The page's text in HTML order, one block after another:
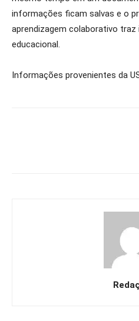
informações ficam salvas e o
aprendizagem colaborativo
educacional.
Informações provenientes da